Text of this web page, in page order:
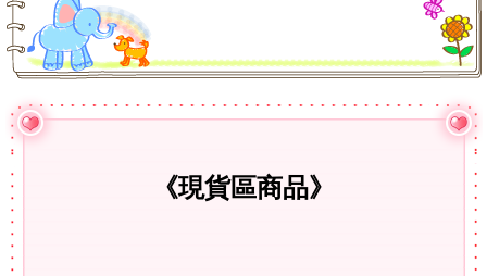
《現貨區商品》